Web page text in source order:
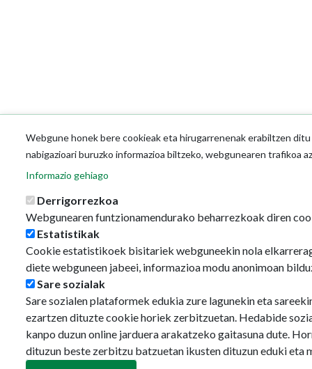
Webgune honek bere cookieak eta hirugarrenenak erabiltzen
nabigazioari buruzko informazioa biltzeko, webgunearen trafikoa
Informazio gehiago
Derrigorrezkoa
Webgunearen funtzionamendurako beharrezkoak diren
Estatistikak
Cookie estatistikoek bisitariek webguneekin nola
diete webguneen jabeei, informazioa modu anonimoan
Sare sozialak
Sare sozialen plataformek edukia zure lagunekin eta
ezartzen dituzte cookie horiek zerbitzuetan. Hedabide
kanpo duzun online jarduera arakatzeko gaitasuna dute.
dituzun beste zerbitzu batzuetan ikusten dituzun eduki eta